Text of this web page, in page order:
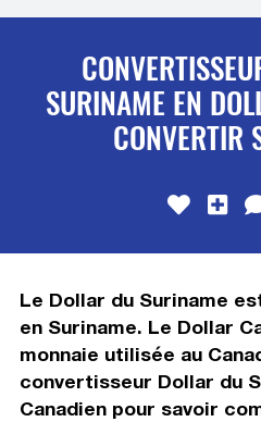
SURINAME EN
CONVERTIR
Le Dollar du Suriname
en Suriname. Le Dollar
monnaie utilisée au
convertisseur Dollar du
Canadien pour savoir